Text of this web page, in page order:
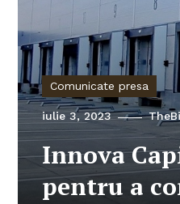
Comunicate presa
iulie 3, 2023
Innova
pentru a